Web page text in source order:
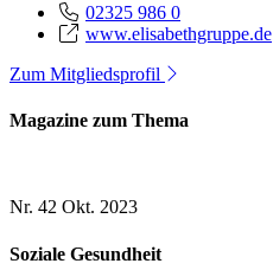
02325 986 0
www.elisabethgruppe.de
Zum Mitgliedsprofil
Magazine zum Thema
Nr. 42 Okt. 2023
Soziale Gesundheit